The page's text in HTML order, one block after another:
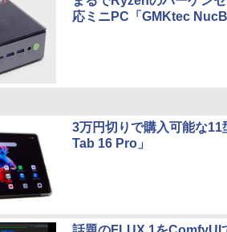
応ミニPC「GMKtec
3万円切りで購入可能な
Tab 16 Pro」